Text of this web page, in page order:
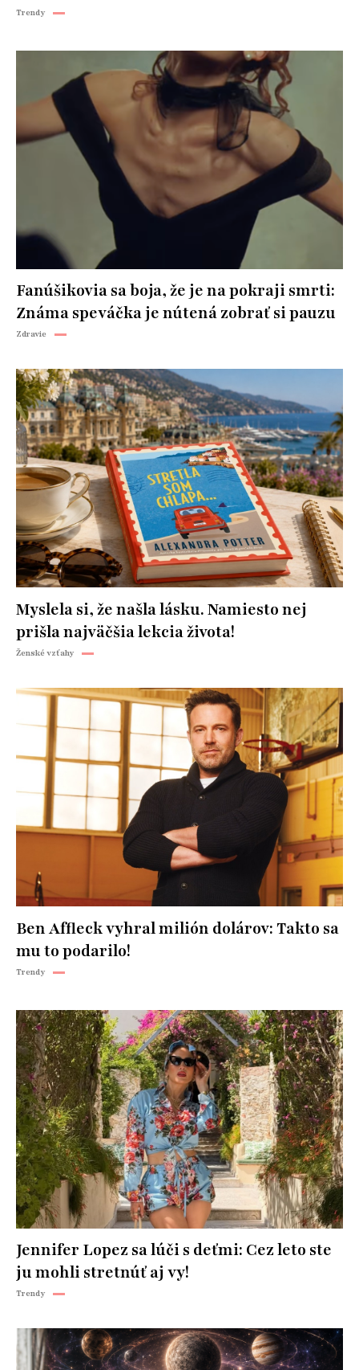
Trendy
Fanúšikovia sa boja, že je na pokraji smrti:
Známa speváčka je nútená zobrať si pauzu
Zdravie
Myslela si, že našla lásku. Namiesto nej
prišla najväčšia lekcia života!
Ženské vzťahy
Ben Affleck vyhral milión dolárov: Takto sa
mu to podarilo!
Trendy
Jennifer Lopez sa lúči s deťmi: Cez leto ste
ju mohli stretnúť aj vy!
Trendy